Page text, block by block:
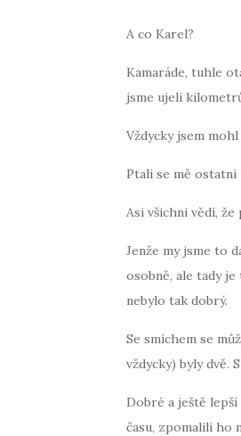
A co Karel?
Kamaráde, tuhle
jsme ujeli
Vždycky jsem
Ptali se mě
Asi všichni vědí, že
Jenže my jsme to
osobně, ale tady
nebylo tak dobrý.
Se smíchem se
vždycky) byly dvě.
Dobré a ještě
času, zpomalili ho